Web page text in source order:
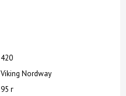
420
Viking Nordway
95 г